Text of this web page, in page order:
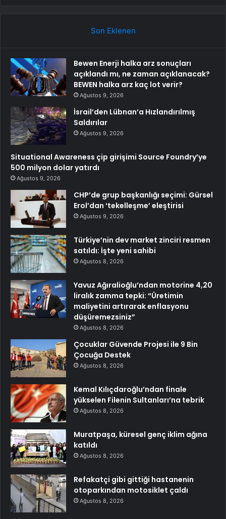
Son Eklenen
Bewen Enerji halka arz sonuçları
açıklandı mı, ne zaman açıklanacak?
BEWEN halka arz kaç lot verir?
Ağustos 9, 2026
İsrail’den Lübnan’a Hızlandırılmış
Saldırılar
Ağustos 9, 2026
Situational Awareness çip girişimi Source Foundry’ye
500 milyon dolar yatırdı
Ağustos 9, 2026
CHP’de grup başkanlığı seçimi: Gürsel
Erol’dan ‘tekelleşme’ eleştirisi
Ağustos 9, 2026
Türkiye’nin dev market zinciri resmen
satıldı: İşte yeni sahibi
Ağustos 8, 2026
Yavuz Ağıralioğlu’ndan motorine 4,20
liralık zamma tepki: “Üretimin
maliyetini artırarak enflasyonu
düşüremezsiniz”
Ağustos 8, 2026
Çocuklar Güvende Projesi ile 9 Bin
Çocuğa Destek
Ağustos 8, 2026
Kemal Kılıçdaroğlu’ndan finale
yükselen Filenin Sultanları’na tebrik
Ağustos 8, 2026
Muratpaşa, küresel genç iklim ağına
katıldı
Ağustos 8, 2026
Refakatçi gibi gittiği hastanenin
otoparkından motosiklet çaldı
Ağustos 8, 2026